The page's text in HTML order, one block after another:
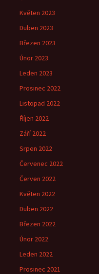
Květen 2023
Duben 2023
Březen 2023
Únor 2023
Leden 2023
Prosinec 2022
Listopad 2022
Říjen 2022
Září 2022
Srpen 2022
Červenec 2022
Červen 2022
Květen 2022
Duben 2022
Březen 2022
Únor 2022
Leden 2022
Prosinec 2021